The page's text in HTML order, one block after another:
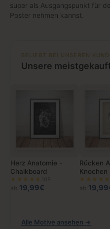
super als Ausgangspunkt für
Poster nehmen kannst.
BELIEBT BEI UNSEREN
Unsere
Herz Anatomie -
Chalkboard
★★★★★
19,99€
Rücken
Knochen
Muskeln
★★★★★
Alle Motive ansehen →